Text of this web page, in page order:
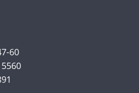
60